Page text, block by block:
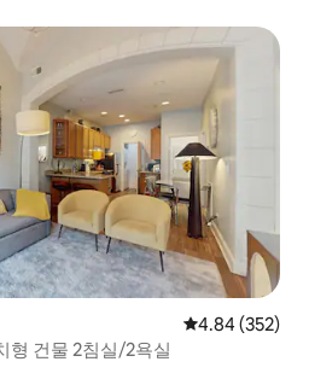
평점 4.84점(5
4.84 (352)
형 건물 2침실/2욕실